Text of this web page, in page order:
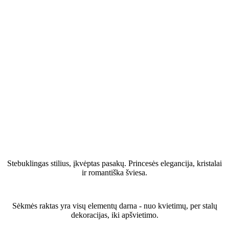
Stebuklingas stilius, įkvėptas pasakų. Princesės elegancija, kristalai
ir romantiška šviesa.
Sėkmės raktas yra visų elementų darna - nuo kvietimų, per stalų
dekoracijas, iki apšvietimo.